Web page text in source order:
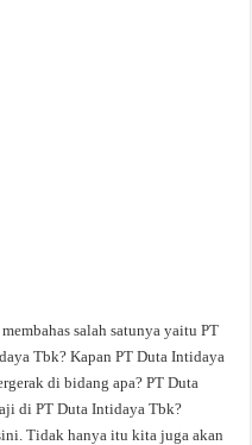
salah satunya yaitu PT
Tbk? Kapan PT Duta Intidaya
di bidang apa? PT Duta
di PT Duta Intidaya Tbk?
Tidak hanya itu kita juga akan